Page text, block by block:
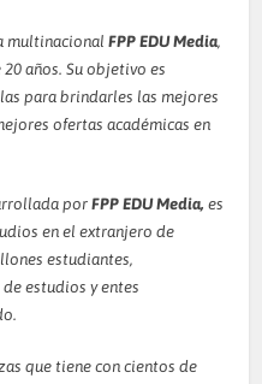
multinacionalFPP EDU Media,
años. Su objetivo es
para brindarles las mejores
ofertas académicas en
porFPP EDU Media, es
en el extranjero de
estudiantes,
estudios y entes
que tiene con cientos de